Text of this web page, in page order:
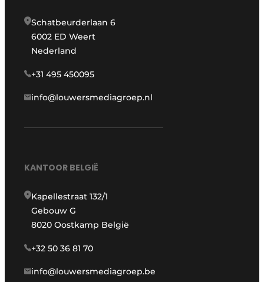
Schatbeurderlaan 6
6002 ED Weert
Nederland
+31 495 450095
info@louwersmediagroep.nl
KANTOOR BELGIË
Kapellestraat 132/1
Gebouw G
8020 Oostkamp België
+32 50 36 81 70
info@louwersmediagroep.be